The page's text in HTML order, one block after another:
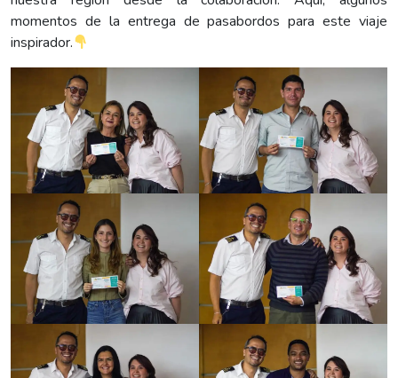
momentos de la entrega de pasabordos para este viaje
inspirador.